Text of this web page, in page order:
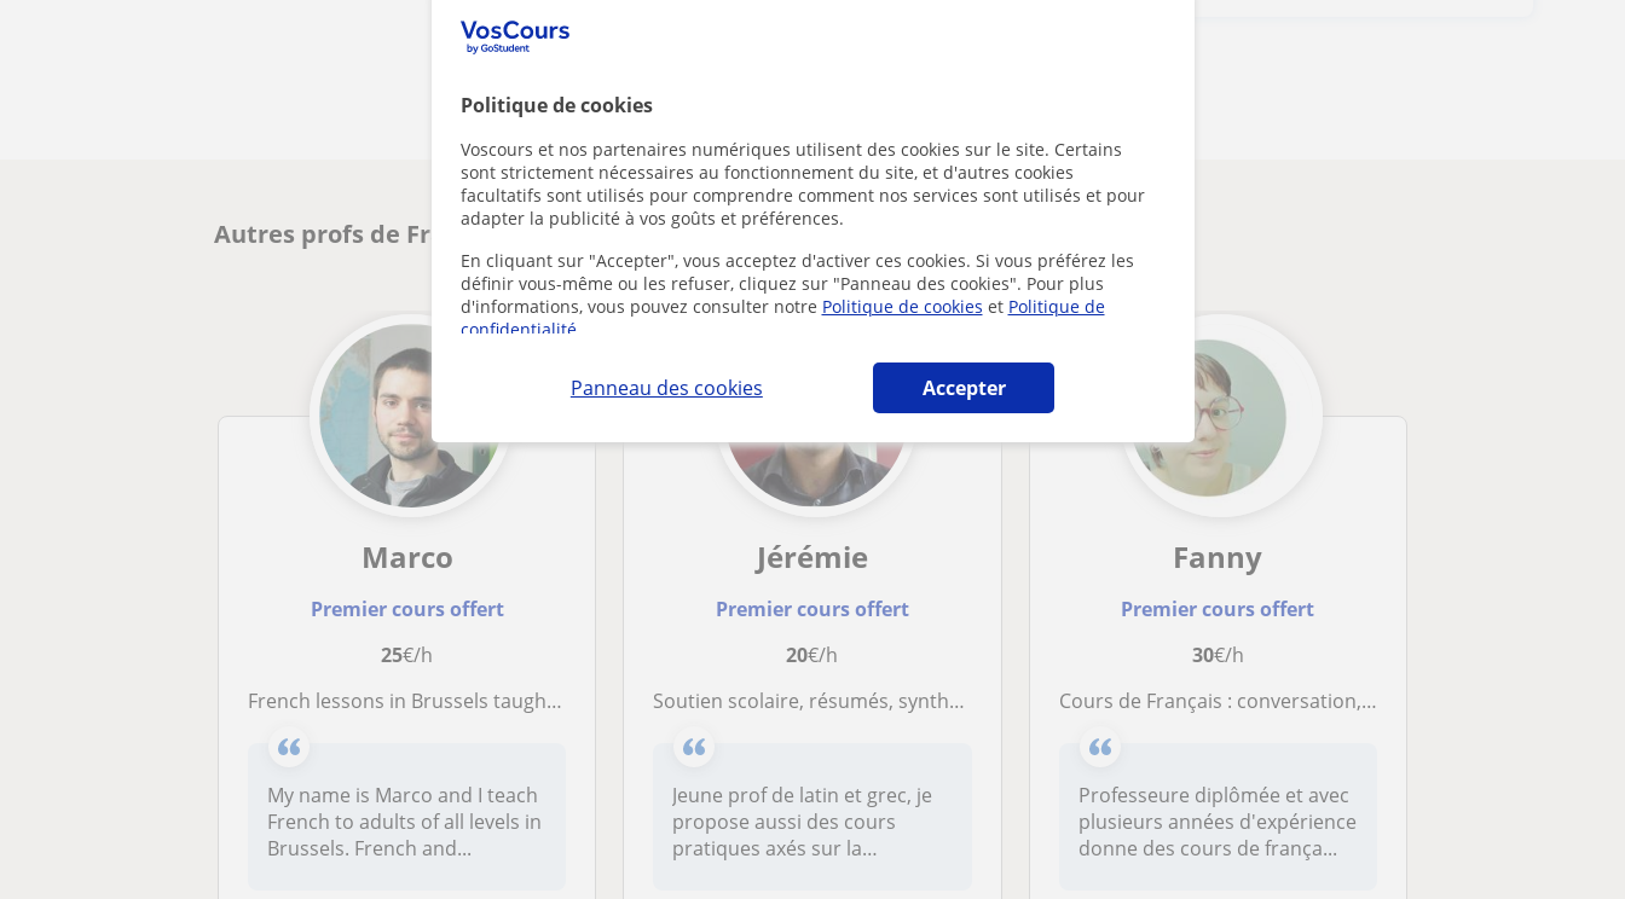
Politique de cookies
Voscours et nos partenaires numériques utilisent des cookies sur le site. Certains
sont strictement nécessaires au fonctionnement du site, et d'autres cookies
facultatifs sont utilisés pour comprendre comment nos services sont utilisés et pour
adapter la publicité à vos goûts et préférences.
En cliquant sur "Accepter", vous acceptez d'activer ces cookies. Si vous préférez les
définir vous-même ou les refuser, cliquez sur "Panneau des cookies". Pour plus
d'informations, vous pouvez consulter notre Politique de cookies et Politique de
confidentialité.
Panneau des cookies Accepter
Autres profs de Français à Ixelles susceptibles de vous intéresser
Marco
Premier cours offert
25€/h
French lessons in Brussels taught by certified native teacher. One-to-one and group sessions
My name is Marco and I teach
French to adults of all levels in
Brussels. French and...
Jérémie
Premier cours offert
20€/h
Soutien scolaire, résumés, synthèses, TFE
Jeune prof de latin et grec, je
propose aussi des cours
pratiques axés sur la
Fanny
Premier cours offert
30€/h
Cours de Français : conversation, rédaction, soutien scolaire
Professeure diplômée et avec
plusieurs années d'expérience
donne des cours de frança...